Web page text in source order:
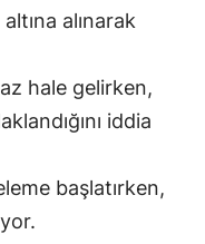
Kırklareli
Kocaeli
Kütahya
alınarak
hale gelirken,
iddia
başlatırken,